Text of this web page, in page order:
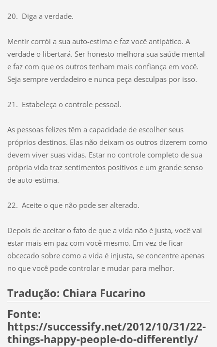
20. Diga a verdade.
Mentir corrói a sua auto-estima e faz você antipático. A
verdade o libertará. Ser honesto melhora sua saúde mental
e faz com que os outros tenham mais confiança em você.
Seja sempre verdadeiro e nunca peça desculpas por isso.
21. Estabeleça o controle pessoal.
As pessoas felizes têm a capacidade de escolher seus
próprios destinos. Elas não deixam os outros dizerem como
devem viver suas vidas. Estar no controle completo de sua
própria vida traz sentimentos positivos e um grande senso
de auto-estima.
22. Aceite o que não pode ser alterado.
Depois de aceitar o fato de que a vida não é justa, você vai
estar mais em paz com você mesmo. Em vez de ficar
obcecado sobre como a vida é injusta, se concentre apenas
no que você pode controlar e mudar para melhor.
Tradução: Chiara Fucarino
Fonte:
https://successify.net/2012/10/31/22-
things-happy-people-do-differently/